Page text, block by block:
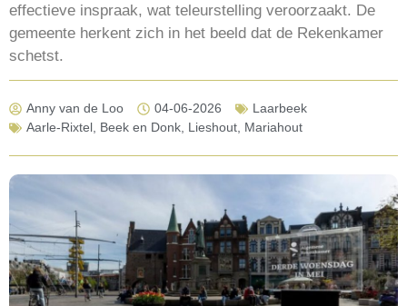
effectieve inspraak, wat teleurstelling veroorzaakt. De
gemeente herkent zich in het beeld dat de Rekenkamer
schetst.
Anny van de Loo 04-06-2026
Laarbeek
Aarle-Rixtel, Beek en Donk, Lieshout, Mariahout